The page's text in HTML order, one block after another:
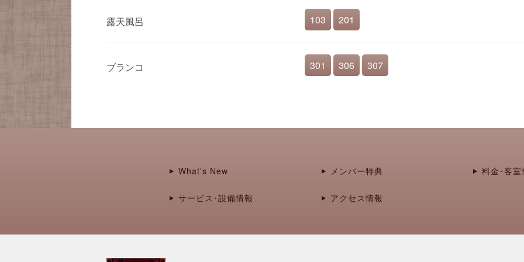
露天風呂 103 201
ブランコ 301 306 307
What's New メンバー特典 料金･客
サービス･設備情報 アクセス情報